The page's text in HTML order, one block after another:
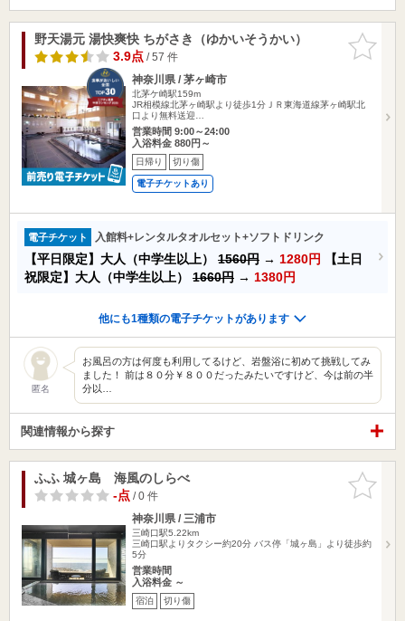
お気に入
りに追加
野天湯元 湯快爽快 ちがさき（ゆかいそうかい）
3.9点/ 57 件
神奈川県 / 茅ヶ崎市
北茅ケ崎駅159m
JR相模線北茅ヶ崎駅より徒歩1分ＪＲ東海道線茅ヶ崎駅北
口より無料送迎…
営業時間 9:00～24:00
入浴料金 880円～
日帰り 切り傷
電子チケットあり
電子チケット 入館料+レンタルタオルセット+ソフトドリンク
【平日限定】大人（中学生以上） 1560円 → 1280円
【土日
祝限定】大人（中学生以上） 1660円 → 1380円
他にも1種類の電子チケットがあります
匿名
お風呂の方は何度も利用してるけど、岩盤浴に初めて挑戦してみ
ました！ 前は８０分￥８００だったみたいですけど、今は前の半
分以…
関連情報から探す
お気に入
りに追加
ふふ 城ヶ島 海風のしらべ
-点/ 0 件
神奈川県 / 三浦市
三崎口駅5.22km
三崎口駅よりタクシー約20分 バス停「城ヶ島」より徒歩約
5分
営業時間
入浴料金 ～
宿泊 切り傷